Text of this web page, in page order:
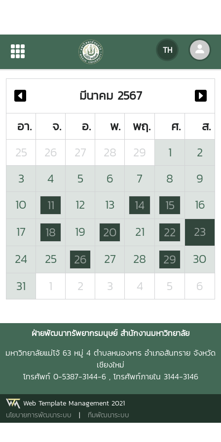
TH
ปฏิทินกิจกรรมของหน่วยงาน
ปฏิทินกิจกรรมของหน่วยงาน
มีนาคม 2567
อา.
จ. อ. พ. พฤ. ศ.
ส.
25
26 27 28 29 1
2
3
4 5 6 7 8
9
10
11 12 13 14 15
16
17
18 19 20 21 22
23
24
25 26 27 28 29
30
31
1 2 3 4 5 6
ฝ่ายพัฒนาทรัพยากรมนุษย์ สำนักงานมหาวิทยาลัย
มหาวิทยาลัยแม่โจ้ 63 หมู่ 4 ตำบลหนองหาร อำเภอสันทราย จังหวัด
เชียงใหม่
โทรศัพท์ 0-5387-3144-6 , โทรศัพท์ภายใน 3144-3146
Web Template Management 2021
นโยบายการพัฒนาระบบ | ทีมพัฒนาระบบ